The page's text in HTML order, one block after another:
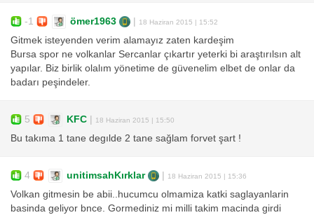
-1 ömer1963 18 Haziran 2015 | 15:52
Gitmek isteyenden verim alamayız zaten kardeşim
Bursa spor ne volkanlar Sercanlar çıkartır yeterki bi araştırılsın alt
yapılar. Biz birlik olalım yönetime de güvenelim elbet de onlar da
badarı peşindeler.
5 KFC 18 Haziran 2015 | 15:50
Bu takıma 1 tane degılde 2 tane sağlam forvet şart !
4 unitimsahKırklar 18 Haziran 2015 | 15:36
Volkan gitmesin be abii..hucumcu olmamiza katki saglayanlarin
basinda geliyor bnce. Gormediniz mi milli takim macinda girdi